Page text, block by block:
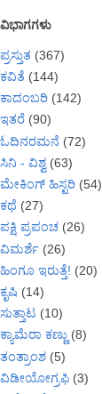
ವಿಭಾಗಗಳು
ಪ್ರಸ್ತುತ (367)
ಕವಿತೆ (144)
ಕಾದಂಬರಿ (142)
ಇತರೆ (90)
ಓದಿನರಮನೆ (72)
ಸಿನಿ - ವಿಶ್ವ (63)
ಮೇಕಿಂಗ್ ಹಿಸ್ಟರಿ (54)
ಕಥೆ (27)
ಪಕ್ಷಿ ಪ್ರಪಂಚ (26)
ವಿಮರ್ಶೆ (26)
ಹಿಂಗೂ ಇರುತ್ತೆ! (20)
ಕೃಷಿ (14)
ಸುತ್ತಾಟ (10)
ಕ್ಯಾಮೆರಾ ಕಣ್ಣು (8)
ತಂತ್ರಾಂಶ (5)
ವಿಡೀಯೋಗ್ರಫಿ (3)